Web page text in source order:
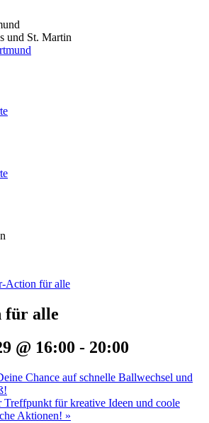
und St. Martin
Action für alle
für alle
@ 16:00 - 20:00
Chance auf schnelle Ballwechsel und
für kreative Ideen und coole
Aktionen! »